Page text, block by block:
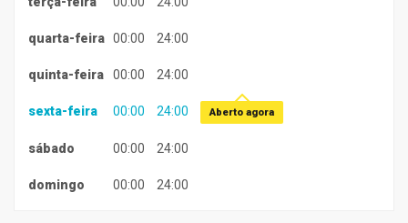
quarta-feira 00:00 24:00
quinta-feira 00:00 24:00
sexta-feira 00:00 24:00 Aberto agora
sábado 00:00 24:00
domingo 00:00 24:00